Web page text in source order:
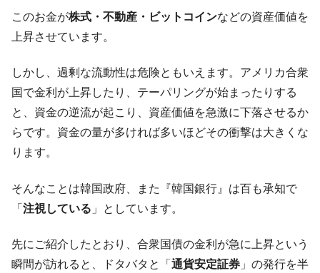
『Money1』
【韓国の外貨準備】2026年07月は4,279億ド
ル。外平債の発行「19.4億ドル」
ーにウソのデータを入力したのは明白だ」
『Money1』
韓国･李在明さっそく不動産対策で浅薄な発
言。
『Money1』
韓国は「中国と同じく」投資に不適格な国
だ。
す」⇒「金を経由するドル入手」手段ではないのか？
『Money1』
韓国･外為取引量「1日当たり1,214.4億ド
『Money1』
韓国･帰ってきた李在明。李在明を支持しな
い「50.5％」に上昇
このお金が株式・不動産・ビットコインなどの資産価値を
上昇させています。
しかし、過剰な流動性は危険ともいえます。アメリカ合衆
国で金利が上昇したり、テーパリングが始まったりする
と、資金の逆流が起こり、資産価値を急激に下落させるか
らです。資金の量が多ければ多いほどその衝撃は大きくな
ります。
そんなことは韓国政府、また『韓国銀行』は百も承知で
「 注視している 」としています。
先にご紹介したとおり、合衆国債の金利が急に上昇という
瞬間が訪れると、ドタバタと「 通貨安定証券 」の発行を半